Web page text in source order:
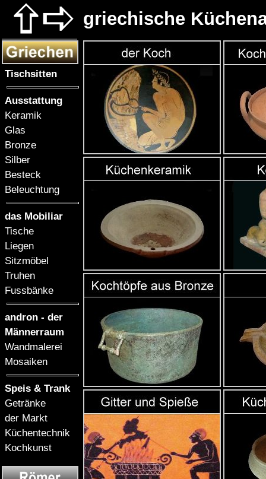
Tischsitten
Ausstattung
Keramik
Glas
Bronze
Silber
Besteck
Beleuchtung
das Mobiliar
Tische
Liegen
Sitzmöbel
Truhen
Fussbänke
andron - der
Männerraum
Wandmalerei
Mosaiken
Speis & Trank
Getränke
der Markt
Küchentechnik
Kochkunst
griechische